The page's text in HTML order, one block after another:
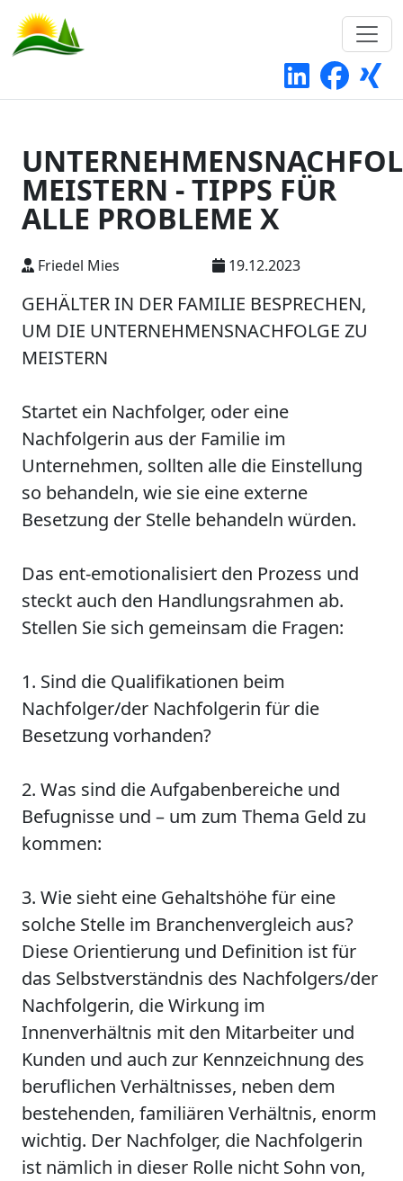
MEISTERN - TIPPS FÜR
ALLE PROBLEME X
Friedel Mies 19.12.2023
GEHÄLTER IN DER FAMILIE BESPRECHEN,
UM DIE UNTERNEHMENSNACHFOLGE ZU
MEISTERN
Startet ein Nachfolger, oder eine
Nachfolgerin aus der Familie im
Unternehmen, sollten alle die Einstellung
so behandeln, wie sie eine externe
Besetzung der Stelle behandeln würden.
Das ent-emotionalisiert den Prozess und
steckt auch den Handlungsrahmen ab.
Stellen Sie sich gemeinsam die Fragen:
1. Sind die Qualifikationen beim
Nachfolger/der Nachfolgerin für die
Besetzung vorhanden?
2. Was sind die Aufgabenbereiche und
Befugnisse und – um zum Thema Geld zu
kommen:
3. Wie sieht eine Gehaltshöhe für eine
solche Stelle im Branchenvergleich aus?
Diese Orientierung und Definition ist für
das Selbstverständnis des Nachfolgers/der
Nachfolgerin, die Wirkung im
Innenverhältnis mit den Mitarbeiter und
Kunden und auch zur Kennzeichnung des
beruflichen Verhältnisses, neben dem
bestehenden, familiären Verhältnis, enorm
wichtig. Der Nachfolger, die Nachfolgerin
ist nämlich in dieser Rolle nicht Sohn von,